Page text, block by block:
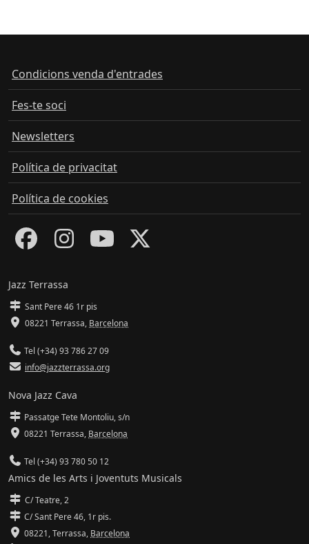
Condicions venda d'entrades
Fes-te soci
Newsletters
Política de privacitat
Política de cookies
Jazz Terrassa
Sant Pere 46 1r pis
08221 Terrassa, Barcelona
Tel (+34) 93 786 27 09
info@jazzterrassa.org
Nova Jazz Cava
Passatge Tete Montoliu, s/n
08221 Terrassa, Barcelona
Tel (+34) 93 780 50 12
Amics de les Arts i Joventuts Musicals
C/ Teatre, 2
C/ Sant Pere 46, 1r pis.
08221,Terrassa, Barcelona